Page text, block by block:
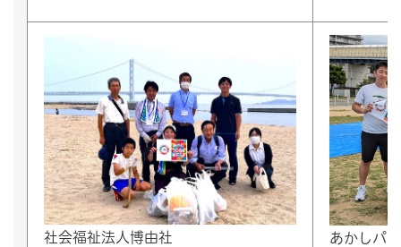
社会福祉法人博由社
あかしパ